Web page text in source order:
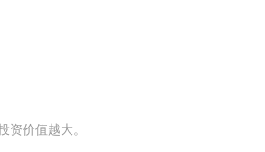
价值越大。